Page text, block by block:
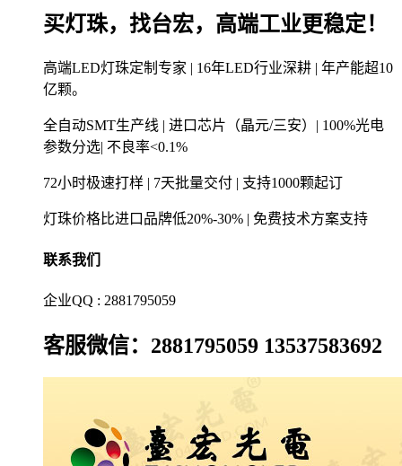
买灯珠，找台宏，高端工业更稳定！
高端LED灯珠定制专家 | 16年LED行业深耕 | 年产能超10
亿颗。
全自动SMT生产线 | 进口芯片（晶元/三安）| 100%光电
参数分选| 不良率<0.1%
72小时极速打样 | 7天批量交付 | 支持1000颗起订
灯珠价格比进口品牌低20%-30% | 免费技术方案支持
联系我们
企业QQ : 2881795059
客服微信：2881795059 13537583692